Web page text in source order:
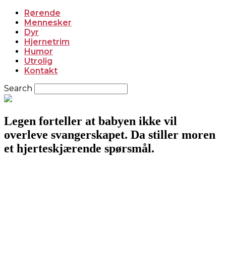
Rørende
Mennesker
Dyr
Hjernetrim
Humor
Utrolig
Kontakt
Search
Legen forteller at babyen ikke vil
overleve svangerskapet. Da stiller moren
et hjerteskjærende spørsmål.